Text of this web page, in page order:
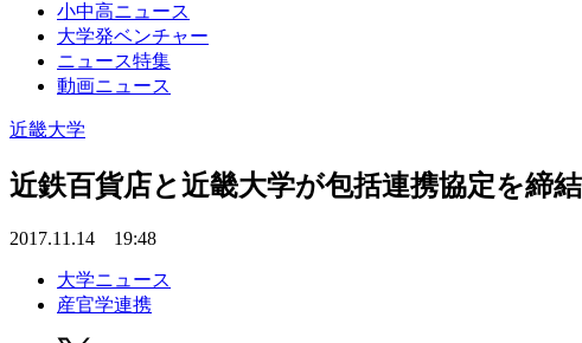
小中高ニュース
大学発ベンチャー
ニュース特集
動画ニュース
近畿大学
近鉄百貨店と近畿大学が包括連携協定を
2017.11.14 19:48
大学ニュース
産官学連携